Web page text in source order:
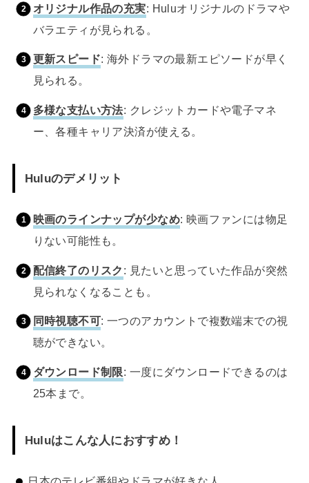
オリジナル作品の充実: Huluオリジナルのドラマや
バラエティが見られる。
更新スピード: 海外ドラマの最新エピソードが早く
見られる。
多様な支払い方法: クレジットカードや電子マネ
ー、各種キャリア決済が使える。
Huluのデメリット
映画のラインナップが少なめ: 映画ファンには物足
りない可能性も。
配信終了のリスク : 見たいと思っていた作品が突然
見られなくなることも。
同時視聴不可: 一つのアカウントで複数端末での視
聴ができない。
ダウンロード制限: 一度にダウンロードできるのは
25本まで。
Huluはこんな人におすすめ！